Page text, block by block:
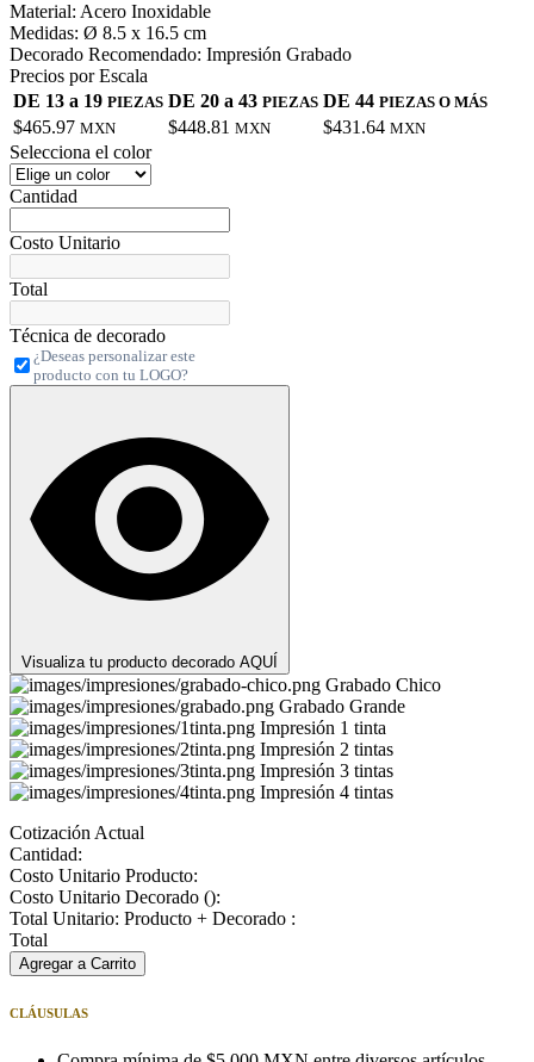
Material: Acero Inoxidable
Medidas: Ø 8.5 x 16.5 cm
Decorado Recomendado: Impresión Grabado
Precios por Escala
DE 13 a 19 PIEZAS DE 20 a 43 PIEZAS DE 44 PIEZAS O MÁS
$465.97 MXN $448.81 MXN $431.64 MXN
Selecciona el color
Cantidad
Costo Unitario
Total
Técnica de decorado
¿Deseas personalizar este
producto con tu LOGO?
Visualiza tu producto decorado AQUÍ
Grabado Chico
Grabado Grande
Impresión 1 tinta
Impresión 2 tintas
Impresión 3 tintas
Impresión 4 tintas
Cotización Actual
Cantidad:
Costo Unitario Producto:
Costo Unitario Decorado ():
Total Unitario: Producto + Decorado :
Total
Agregar a Carrito
CLÁUSULAS